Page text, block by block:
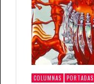
COLUMNAS PORTADAS